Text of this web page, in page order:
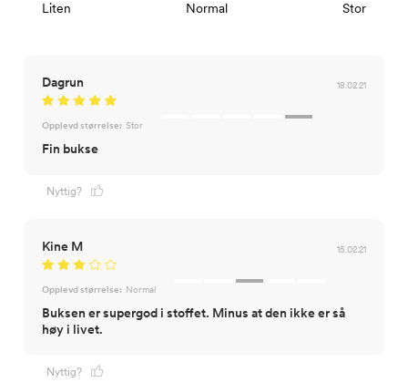
Liten Normal Stor
Dagrun 18.02.21
Opplevd størrelse: Stor
Fin bukse
Nyttig?
Kine M 15.02.21
Opplevd størrelse: Normal
Buksen er supergod i stoffet. Minus at den ikke er så
høy i livet.
Nyttig?